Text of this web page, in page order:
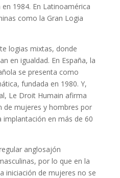
1984. En Latinoamérica
como la Gran Logia
logias mixtas, donde
en igualdad. En España, la
se presenta como
fundada en 1980. Y,
Le Droit Humain afirma
de mujeres y hombres por
implantación en más de 60
anglosajón
por lo que en la
iniciación de mujeres no se